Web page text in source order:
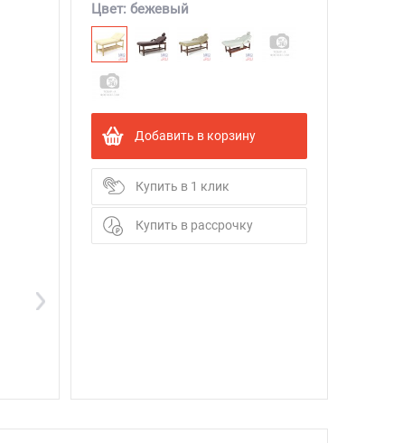
Цвет: бежевый
Добавить в корзину
Купить в 1 клик
Купить в рассрочку